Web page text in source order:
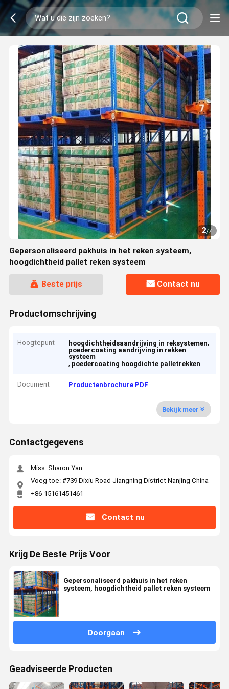
2/7
Gepersonaliseerd pakhuis in het reken systeem,
hoogdichtheid pallet reken systeem
Beste prijs Contact nu
Productomschrijving
Hoogtepunt hoogdichtheidsaandrijving in reksystemen,
poedercoating aandrijving in rekken
systeem
, poedercoating hoogdichte palletrekken
Document Productenbrochure PDF
Bekijk meer
Contactgegevens
Miss. Sharon Yan
Voeg toe: #739 Dixiu Road Jiangning District Nanjing China
+86-15161451461
Contact nu
Krijg De Beste Prijs Voor
Gepersonaliseerd pakhuis in het reken
systeem, hoogdichtheid pallet reken systeem
Doorgaan
Geadviseerde Producten